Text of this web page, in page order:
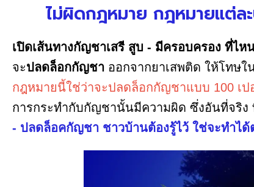
ไม่ผิดกฎหมาย กฎหมายแต่ล
เปิดเส้นทางกัญชาเสรี สูบ - มีครอบครอง ที่ไ
จะปลดล็อกกัญชา ออกจากยาเสพติด ให้โทษใ
กฎหมายนี้ใช่ว่าจะปลดล็อกกัญชาแบบ 100 เป
การกระทำกับกัญชานั้นมีความผิด ซึ่งอันที่จริง
- ปลดล็อคกัญชา ชาวบ้านต้องรู้ไว้ ใช่จะทำไ